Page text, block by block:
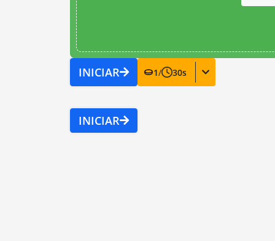
INICIAR 1/ 30s
INICIAR